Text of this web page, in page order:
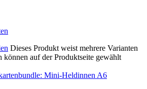
Dieses Produkt weist mehrere Varianten
können auf der Produktseite gewählt